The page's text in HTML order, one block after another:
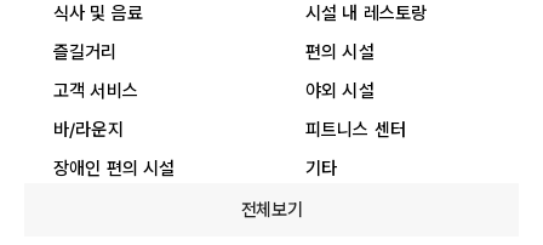
식사 및 음료
시설 내 레스토랑
즐길거리
편의 시설
고객 서비스
야외 시설
바/라운지
피트니스 센터
장애인 편의 시설
기타
전체보기